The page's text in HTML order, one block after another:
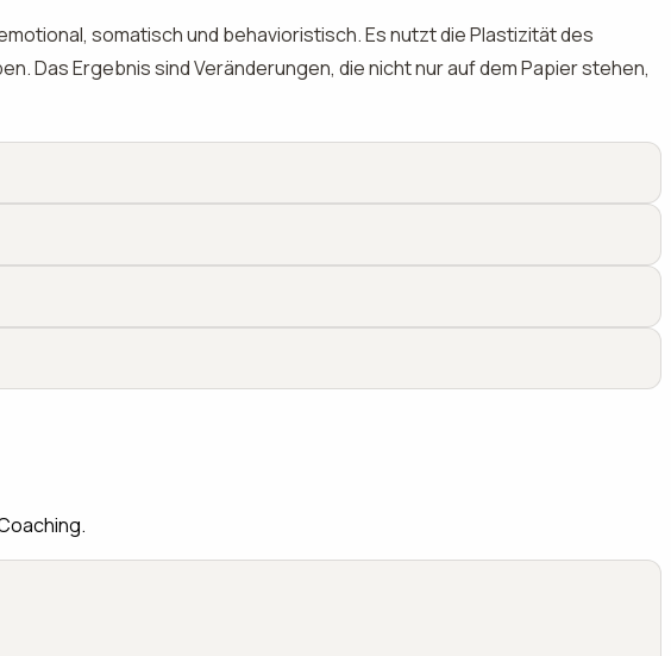
somatisch und behavioristisch. Es nutzt die Plastizität des
Das Ergebnis sind Veränderungen, die nicht nur auf dem Papier stehen,